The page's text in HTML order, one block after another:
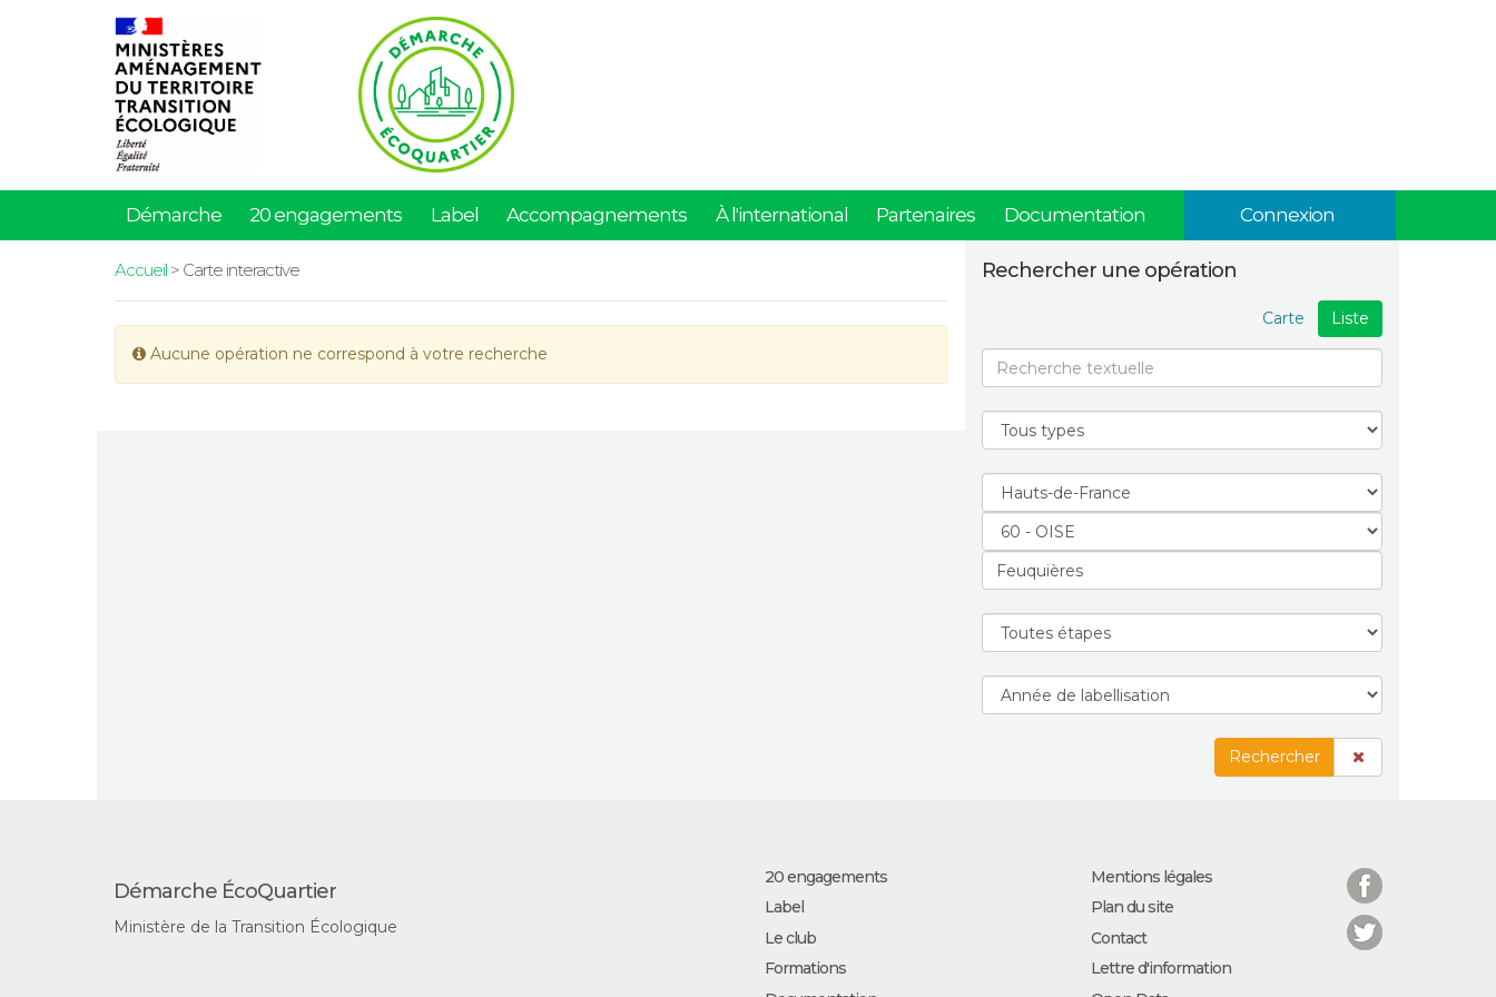
Démarche 20 engagements Label Accompagnements À l'international Partenaires Documentation Connexion
Accueil> Carte interactive
Aucune opération ne correspond à votre recherche
Rechercher une opération
Liste
Carte
Rechercher
Démarche ÉcoQuartier
Ministère de la Transition Écologique
20 engagements
Label
Le club
Formations
Mentions légales
Plan du site
Contact
Lettre d'information
Facebook
Twitter